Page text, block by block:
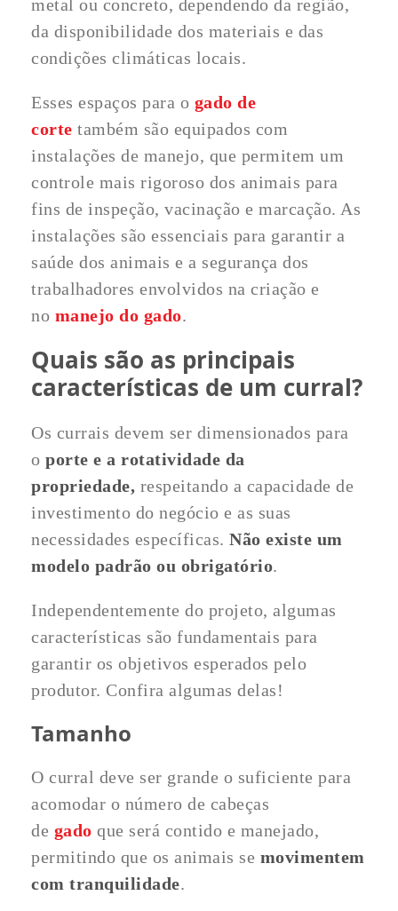
metal ou concreto, dependendo da região,
da disponibilidade dos materiais e das
condições climáticas locais.
Esses espaços para o gado de
corte também são equipados com
instalações de manejo, que permitem um
controle mais rigoroso dos animais para
fins de inspeção, vacinação e marcação. As
instalações são essenciais para garantir a
saúde dos animais e a segurança dos
trabalhadores envolvidos na criação e
no manejo do gado.
Quais são as principais
características de um curral?
Os currais devem ser dimensionados para
oporte e a rotatividade da
propriedade, respeitando a capacidade de
investimento do negócio e as suas
necessidades específicas.Não existe um
modelo padrão ou obrigatório.
Independentemente do projeto, algumas
características são fundamentais para
garantir os objetivos esperados pelo
produtor. Confira algumas delas!
Tamanho
O curral deve ser grande o suficiente para
acomodar o número de cabeças
de gado que será contido e manejado,
permitindo que os animais se movimentem
com tranquilidade.